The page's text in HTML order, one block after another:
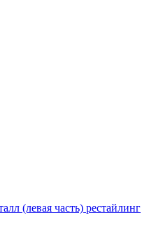
(левая часть) рестайлинг